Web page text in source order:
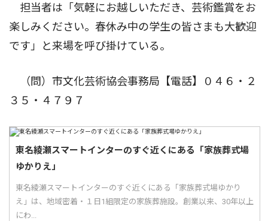
担当者は「気軽にお越しいただき、芸術鑑賞をお
楽しみください。春休み中の学生の皆さまも大歓迎
です」と来場を呼び掛けている。
（問）市文化芸術協会事務局【電話】０４６・２
３５・４７９７
東名綾瀬スマートインターのすぐ近くにある「家族葬式場
ゆかりえ」
東名綾瀬スマートインターのすぐ近くにある「家族葬式場ゆかり
え」は、地域密着・１日1組限定の家族葬施設。創業以来、30年以上
にわ...